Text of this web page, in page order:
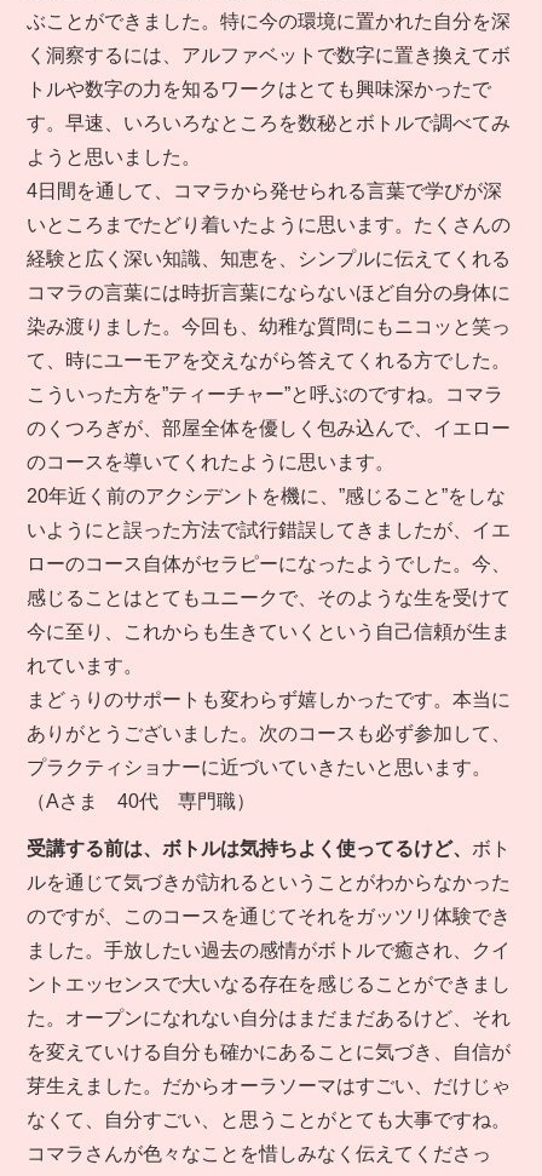
ぶことができました。特に今の環境に置かれた自分を深
く洞察するには、アルファベットで数字に置き換えてボ
トルや数字の力を知るワークはとても興味深かったで
す。早速、いろいろなところを数秘とボトルで調べてみ
ようと思いました。
4日間を通して、コマラから発せられる言葉で学びが深
いところまでたどり着いたように思います。たくさんの
経験と広く深い知識、知恵を、シンプルに伝えてくれる
コマラの言葉には時折言葉にならないほど自分の身体に
染み渡りました。今回も、幼稚な質問にもニコッと笑っ
て、時にユーモアを交えながら答えてくれる方でした。
こういった方を”ティーチャー”と呼ぶのですね。コマラ
のくつろぎが、部屋全体を優しく包み込んで、イエロー
のコースを導いてくれたように思います。
20年近く前のアクシデントを機に、”感じること”をしな
いようにと誤った方法で試行錯誤してきましたが、イエ
ローのコース自体がセラピーになったようでした。今、
感じることはとてもユニークで、そのような生を受けて
今に至り、これからも生きていくという自己信頼が生ま
れています。
まどぅりのサポートも変わらず嬉しかったです。本当に
ありがとうございました。次のコースも必ず参加して、
プラクティショナーに近づいていきたいと思います。
（Aさま 40代 専門職）
受講する前は、ボトルは気持ちよく使ってるけど、 ボト
ルを通じて気づきが訪れるということがわからなかった
のですが、このコースを通じてそれをガッツリ体験でき
ました。手放したい過去の感情がボトルで癒され、クイ
ントエッセンスで大いなる存在を感じることができまし
た。オープンになれない自分はまだまだあるけど、それ
を変えていける自分も確かにあることに気づき、自信が
芽生えました。だからオーラソーマはすごい、だけじゃ
なくて、自分すごい、と思うことがとても大事ですね。
コマラさんが色々なことを惜しみなく伝えてくださっ